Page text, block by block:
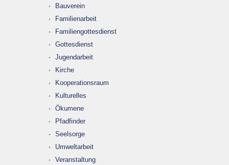
Bauverein
Familienarbeit
Familiengottesdienst
Gottesdienst
Jugendarbeit
Kirche
Kooperationsraum
Kulturelles
Ökumene
Pfadfinder
Seelsorge
Umweltarbeit
Veranstaltung